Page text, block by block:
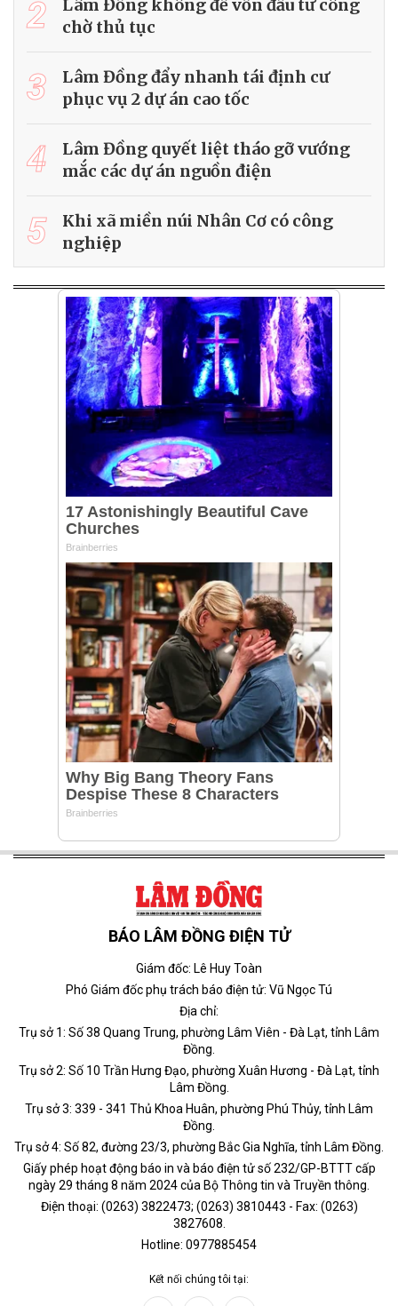
2
Lâm Đồng không để vốn đầu tư công
chờ thủ tục
3
Lâm Đồng đẩy nhanh tái định cư
phục vụ 2 dự án cao tốc
4
Lâm Đồng quyết liệt tháo gỡ vướng
mắc các dự án nguồn điện
5
Khi xã miền núi Nhân Cơ có công
nghiệp
BÁO LÂM ĐỒNG ĐIỆN TỬ
Giám đốc: Lê Huy Toàn
Phó Giám đốc phụ trách báo điện tử: Vũ Ngọc Tú
Địa chỉ:
Trụ sở 1: Số 38 Quang Trung, phường Lâm Viên - Đà Lạt, tỉnh Lâm
Đồng.
Trụ sở 2: Số 10 Trần Hưng Đạo, phường Xuân Hương - Đà Lạt, tỉnh
Lâm Đồng.
Trụ sở 3: 339 - 341 Thủ Khoa Huân, phường Phú Thủy, tỉnh Lâm
Đồng.
Trụ sở 4: Số 82, đường 23/3, phường Bắc Gia Nghĩa, tỉnh Lâm Đồng.
Giấy phép hoạt động báo in và báo điện tử số 232/GP-BTTT cấp
ngày 29 tháng 8 năm 2024 của Bộ Thông tin và Truyền thông.
Điện thoại: (0263) 3822473; (0263) 3810443 - Fax: (0263)
3827608.
Hotline: 0977885454
Kết nối chúng tôi tại: